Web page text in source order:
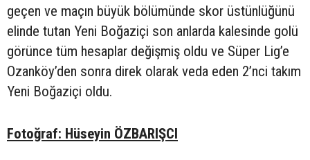
geçen ve maçın büyük bölümünde skor üstünlüğünü
elinde tutan Yeni Boğaziçi son anlarda kalesinde golü
görünce tüm hesaplar değişmiş oldu ve Süper Lig’e
Ozanköy’den sonra direk olarak veda eden 2’nci takım
Yeni Boğaziçi oldu.
Fotoğraf: Hüseyin ÖZBARIŞCI